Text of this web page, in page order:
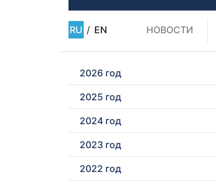
RU / EN НОВОСТИ
2026 год
2025 год
2024 год
2023 год
2022 год